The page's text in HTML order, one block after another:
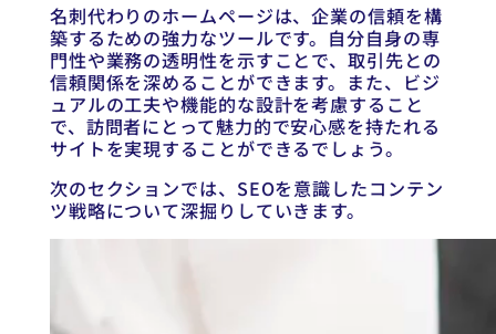
名刺代わりのホームページは、企業の信頼を構
築するための強力なツールです。自分自身の専
門性や業務の透明性を示すことで、取引先との
信頼関係を深めることができます。また、ビジ
ュアルの工夫や機能的な設計を考慮すること
で、訪問者にとって魅力的で安心感を持たれる
サイトを実現することができるでしょう。
次のセクションでは、SEOを意識したコンテン
ツ戦略について深掘りしていきます。